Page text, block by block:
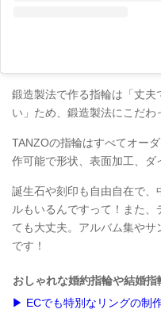
鍛造製法で作る指輪は「丈夫
い」ため、鍛造製法にこだ
TANZOの指輪はすべてオー
作可能で形状、表面加工、ダ
誕生石や刻印も自由自在で
ルもいるんですって！また、
ても大丈夫。アルバム集や
です！
おしゃれな婚約指輪や結婚指
▶ ECでも特別なリングの制